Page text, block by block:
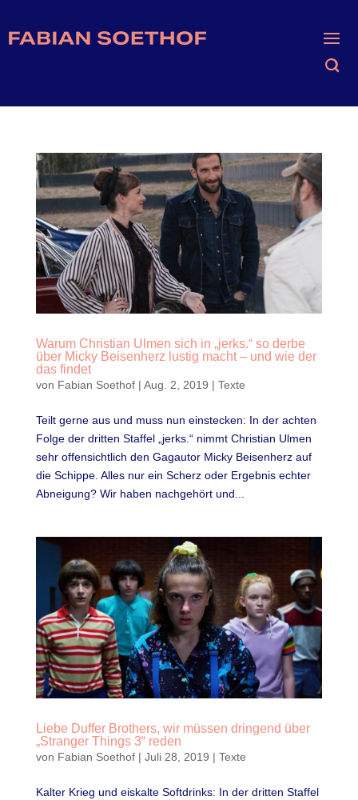
Warum Christian Ulmen sich in „jerks.“ so derbe
über Micky Beisenherz lustig macht – und wie der
das findet
von Fabian Soethof| Aug. 2, 2019 | Texte
Teilt gerne aus und muss nun einstecken: In der achten
Folge der dritten Staffel „jerks.“ nimmt Christian Ulmen
sehr offensichtlich den Gagautor Micky Beisenherz auf
die Schippe. Alles nur ein Scherz oder Ergebnis echter
Abneigung? Wir haben nachgehört und...
Liebe Duffer Brothers, wir müssen dringend über
„Stranger Things 3“ reden
von Fabian Soethof| Juli 28, 2019 | Texte
Kalter Krieg und eiskalte Softdrinks: In der dritten Staffel